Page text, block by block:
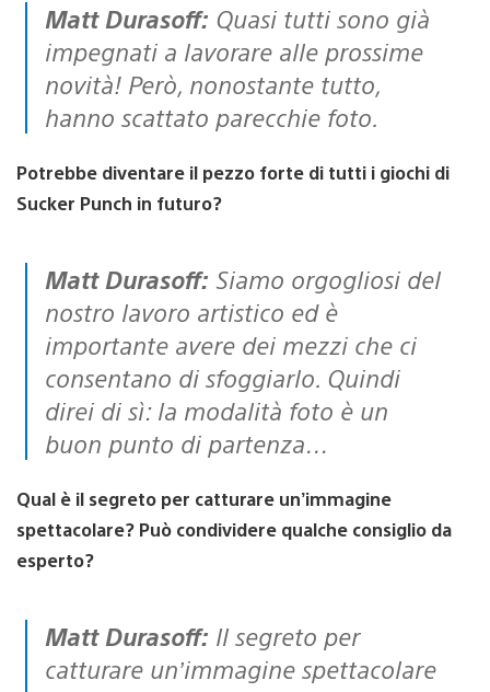
Matt Durasoff: Quasi tutti sono già
impegnati a lavorare alle prossime
novità! Però, nonostante tutto,
hanno scattato parecchie foto.
Potrebbe diventare il pezzo forte di tutti i giochi di
Sucker Punch in futuro?
Matt Durasoff: Siamo orgogliosi del
nostro lavoro artistico ed è
importante avere dei mezzi che ci
consentano di sfoggiarlo. Quindi
direi di sì: la modalità foto è un
buon punto di partenza…
Qual è il segreto per catturare un’immagine
spettacolare? Può condividere qualche consiglio da
esperto?
Matt Durasoff: Il segreto per
catturare un’immagine spettacolare